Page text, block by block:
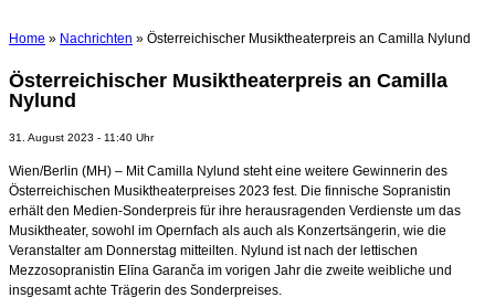
Home » Nachrichten » Österreichischer Musiktheaterpreis an Camilla Nylund
Österreichischer Musiktheaterpreis an Camilla
Nylund
31. August 2023 - 11:40 Uhr
Wien/Berlin (MH) – Mit Camilla Nylund steht eine weitere Gewinnerin des
Österreichischen Musiktheaterpreises 2023 fest. Die finnische Sopranistin
erhält den Medien-Sonderpreis für ihre herausragenden Verdienste um das
Musiktheater, sowohl im Opernfach als auch als Konzertsängerin, wie die
Veranstalter am Donnerstag mitteilten. Nylund ist nach der lettischen
Mezzosopranistin Elīna Garanča im vorigen Jahr die zweite weibliche und
insgesamt achte Trägerin des Sonderpreises.